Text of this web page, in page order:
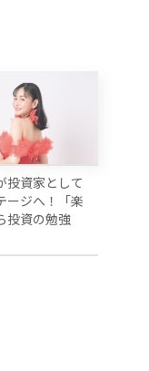
投資家として
ージへ！「楽
投資の勉強